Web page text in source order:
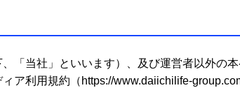
「当社」といいます）、及び運営者以外の
ア利用規約（https://www.daiichilife-